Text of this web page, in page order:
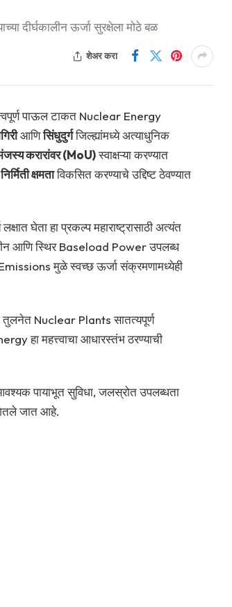
दीर्घकालीन ऊर्जा सुरक्षेला मोठे बळ
शेअर करा
पाऊल टाकत Nuclear Energy
आणिसिंधुदुर्गजिल्ह्यांमध्ये अत्याधुनिक
करारांवर (MoU)स्वाक्षऱ्या करण्यात
क्षमताविकसित करण्याचे उद्दिष्ट ठेवण्यात
घेता हा प्रकल्प महाराष्ट्रासाठी अत्यंत
आणि स्थिर Baseload Power उपलब्ध
मुळे स्वच्छ ऊर्जा संक्रमणामध्येही
Nuclear Plants सातत्यपूर्ण
हा महत्त्वाचा आधारस्तंभ ठरण्याची
आवश्यक पायाभूत सुविधा, जलस्रोत उपलब्धता
जात आहे.